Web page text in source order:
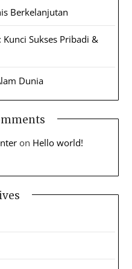
Berkelanjutan
Sukses Pribadi &
Dunia
on Hello world!